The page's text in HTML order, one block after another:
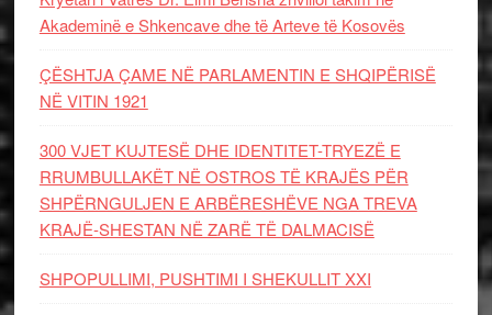
Akademinë e Shkencave dhe të Arteve të Kosovës
ÇËSHTJA ÇAME NË PARLAMENTIN E SHQIPËRISË
NË VITIN 1921
300 VJET KUJTESË DHE IDENTITET-TRYEZË E
RRUMBULLAKËT NË OSTROS TË KRAJËS PËR
SHPËRNGULJEN E ARBËRESHËVE NGA TREVA
KRAJË-SHESTAN NË ZARË TË DALMACISË
SHPOPULLIMI, PUSHTIMI I SHEKULLIT XXI